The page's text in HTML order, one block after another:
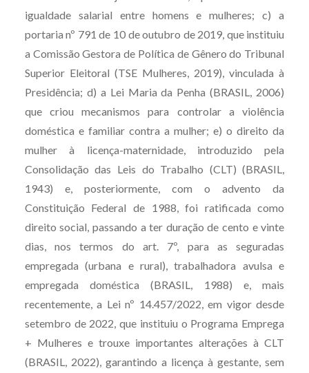
igualdade salarial entre homens e mulheres; c) a
portaria nº 791 de 10 de outubro de 2019, que instituiu
a Comissão Gestora de Política de Gênero do Tribunal
Superior Eleitoral (TSE Mulheres, 2019), vinculada à
Presidência; d) a Lei Maria da Penha (BRASIL, 2006)
que criou mecanismos para controlar a violência
doméstica e familiar contra a mulher; e) o direito da
mulher à licença-maternidade, introduzido pela
Consolidação das Leis do Trabalho (CLT) (BRASIL,
1943) e, posteriormente, com o advento da
Constituição Federal de 1988, foi ratificada como
direito social, passando a ter duração de cento e vinte
dias, nos termos do art. 7º, para as seguradas
empregada (urbana e rural), trabalhadora avulsa e
empregada doméstica (BRASIL, 1988) e, mais
recentemente, a Lei nº 14.457/2022, em vigor desde
setembro de 2022, que instituiu o Programa Emprega
+ Mulheres e trouxe importantes alterações à CLT
(BRASIL, 2022), garantindo a licença à gestante, sem